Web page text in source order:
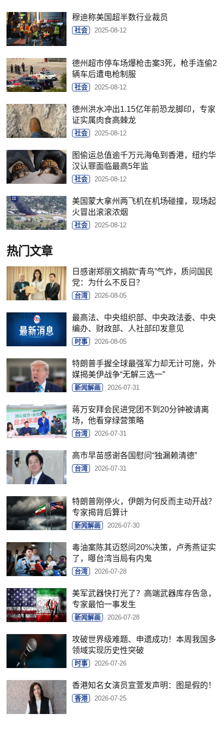
穆迪称美国超半数行业裁员
社会 2025-08-12
德州超市停车场爆枪击案3死，枪手连偷2
辆车后遭电枪制服
社会 2025-08-12
德州洪水冲出1.15亿年前恐龙脚印，专家
证实属肉食高棘龙
社会 2025-08-12
图偷运总值逾千万元海龟到香港，纽约华
汉认罪面临最高5年监
社会 2025-08-12
美国蒙大拿州两飞机在机场碰撞，现场起
火冒出滚滚浓烟
社会 2025-08-12
热门文章
日感谢郑丽文捐款“青鸟”气炸，质问国民
党：为什么不反日？
台湾 2026-08-05
最高法、中央组织部、中央政法委、中央
编办、财政部、人社部印发意见
时事 2026-08-05
特朗普手握全球最强军力却无计可施，外
媒揭美伊战争“无解三选一”
新闻解画 2026-07-31
蒋万安拜会民进党团不到20分钟被请离
场，他看穿绿营策略
台湾 2026-07-31
高市早苗感谢各国慰问“独漏赖清德”
台湾 2026-07-31
特朗普刚停火，伊朗为何反而主动开战？
专家揭背后算计
新闻解画 2026-07-30
毒油案陈其迈怒问20%决策，卢秀燕证实
了，曝台湾当局有内鬼
台湾 2026-07-28
美军武器快打光了？高端武器库存告急，
专家最怕一事发生
新闻解画 2026-07-28
攻破世界级难题、申遗成功！本周我国多
领域实现历史性突破
时事 2026-07-26
香港知名女演员宣萱发声明：图是假的！
香港 2026-07-25